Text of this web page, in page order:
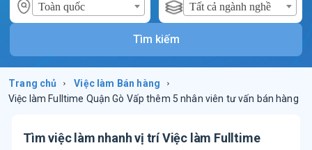
Toàn quốc Tất cả ngành nghề
Tìm kiếm
Trang chủ › Việc làm Bán hàng ›
Việc làm Fulltime Quận Gò Vấp thêm 5 nhân viên tư vấn bán hàng
Tìm việc làm nhanh vị tríViệc làm Fulltime